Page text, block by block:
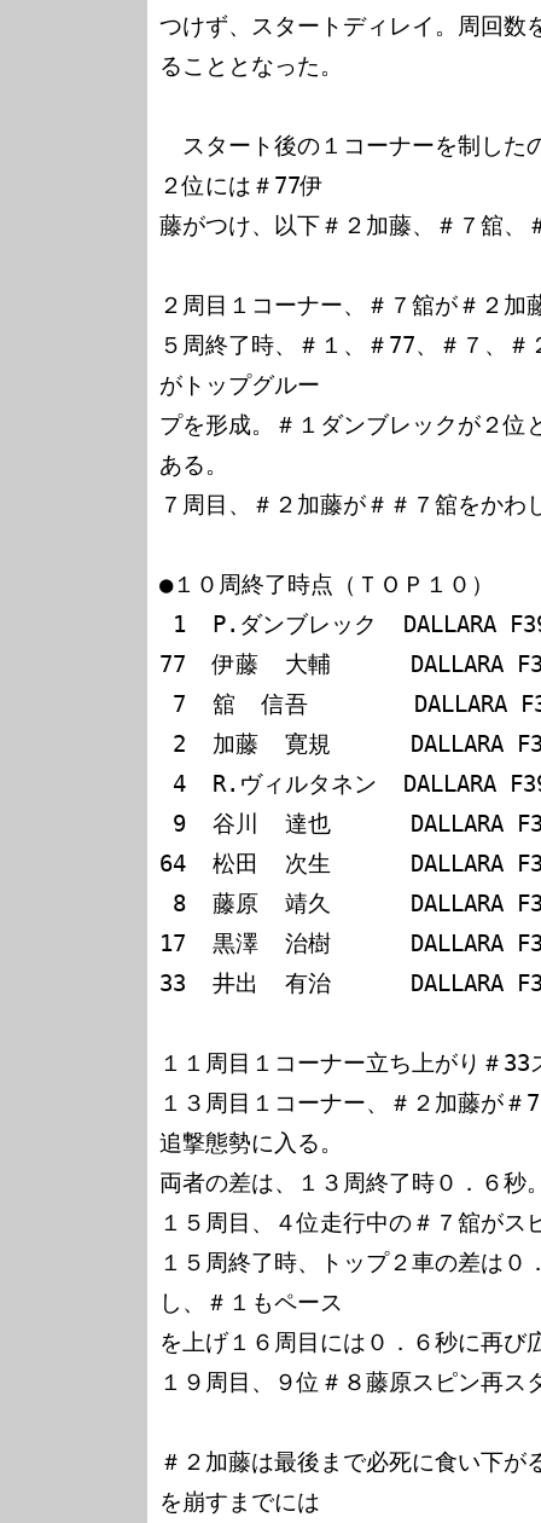
つけず、スタートディレイ。周回数
ることとなった。
スタート後の１コーナーを制した
２位には＃77伊
藤がつけ、以下＃２加藤、＃７舘、
２周目１コーナー、＃７舘が＃２加
５周終了時、＃１、＃77、＃７、
がトップグルー
プを形成。＃１ダンブレックが２位
ある。
７周目、＃２加藤が＃＃７舘をかわ
●１０周終了時点（ＴＯＰ１０）
77  伊藤  大輔      DALLARA
64  松田  次生      DALLARA
17  黒澤  治樹      DALLARA
33  井出  有治      DALLARA
１１周目１コーナー立ち上がり＃
１３周目１コーナー、＃２加藤が
追撃態勢に入る。
両者の差は、１３周終了時０．６秒
１５周目、４位走行中の＃７舘がス
１５周終了時、トップ２車の差は０
し、＃１もペース
を上げ１６周目には０．６秒に再び
１９周目、９位＃８藤原スピン再ス
＃２加藤は最後まで必死に食い下が
を崩すまでには